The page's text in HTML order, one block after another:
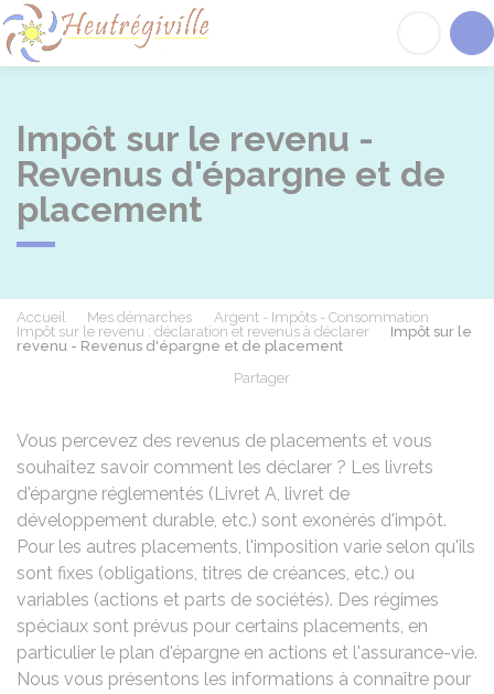
Impôt sur le revenu -
Revenus d'épargne et de
placement
Accueil Mes démarches
Argent - Impôts - Consommation
Impôt sur le revenu : déclaration et revenus à déclarer
Impôt sur le
revenu - Revenus d'épargne et de placement
Partager
Vous percevez des revenus de placements et vous
souhaitez savoir comment les déclarer ? Les livrets
d'épargne réglementés (Livret A, livret de
développement durable, etc.) sont exonérés d'impôt.
Pour les autres placements, l'imposition varie selon qu'ils
sont fixes (obligations, titres de créances, etc.) ou
variables (actions et parts de sociétés). Des régimes
spéciaux sont prévus pour certains placements, en
particulier le plan d'épargne en actions et l'assurance-vie.
Nous vous présentons les informations à connaître pour